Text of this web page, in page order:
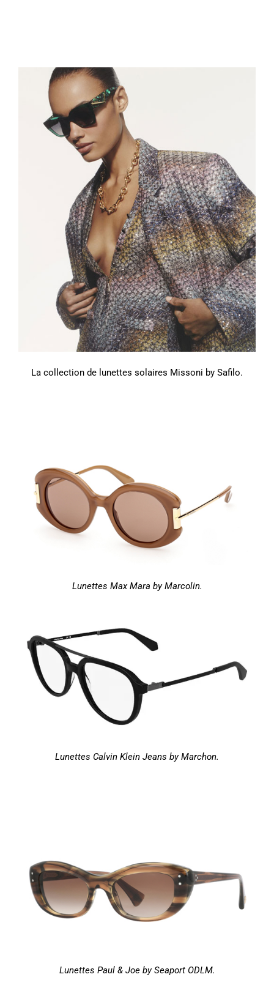
La collection de lunettes solaires Missoni by Safilo.
Lunettes Max Mara by Marcolin.
Lunettes Calvin Klein Jeans by Marchon.
Lunettes Paul & Joe by Seaport ODLM.